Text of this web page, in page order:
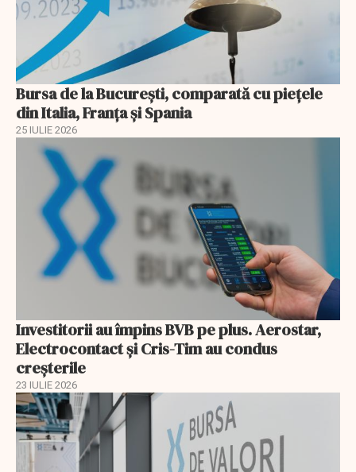
Bursa de la București, comparată cu piețele
din Italia, Franța și Spania
25 IULIE 2026
Investitorii au împins BVB pe plus. Aerostar,
Electrocontact și Cris-Tim au condus
creșterile
23 IULIE 2026